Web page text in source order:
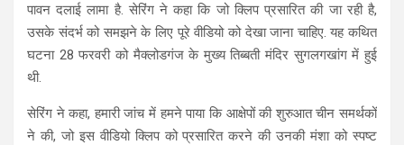
पावन दलाई लामा है. सेरिंग ने कहा कि जो क्लिप प्रसारित की जा रही है,
उसके संदर्भ को समझने के लिए पूरे वीडियो को देखा जाना चाहिए. यह कथित
घटना 28 फरवरी को मैक्लोडगंज के मुख्य तिब्बती मंदिर सुगलगखांग में हुई
थी.
सेरिंग ने कहा, हमारी जांच में हमने पाया कि आक्षेपों की शुरुआत चीन समर्थकों
ने की, जो इस वीडियो क्लिप को प्रसारित करने की उनकी मंशा को स्पष्ट